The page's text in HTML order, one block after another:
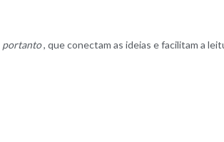
portanto, que conectam as ideias e facilitam a